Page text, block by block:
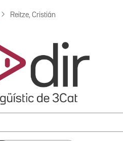
Reitze, Cristián